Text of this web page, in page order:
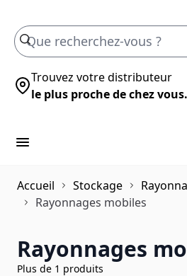
Trouvez votre distributeur
le plus proche de chez vous.
Accueil Stockage
Rayonnages mobiles
Rayonnages
Plus de 1 produits